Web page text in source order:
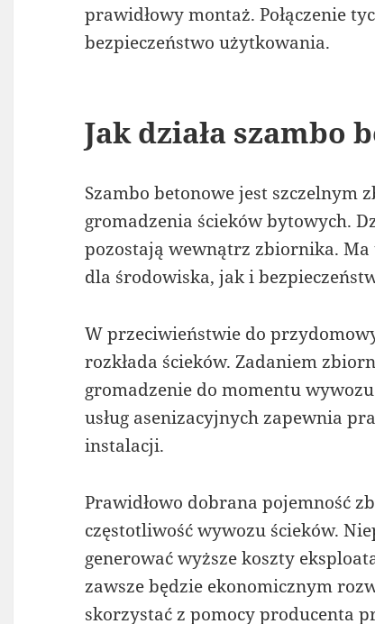
prawidłowy montaż. Połączenie
bezpieczeństwo użytkowania.
Jak działa szambo
Szambo betonowe jest szczelnym
gromadzenia ścieków bytowych.
pozostają wewnątrz zbiornika.
dla środowiska, jak i
W przeciwieństwie do
rozkłada ścieków. Zadaniem
gromadzenie do momentu
usług asenizacyjnych zapewnia
instalacji.
Prawidłowo dobrana pojemność
częstotliwość wywozu ścieków.
generować wyższe koszty
zawsze będzie ekonomicznym
skorzystać z pomocy producenta